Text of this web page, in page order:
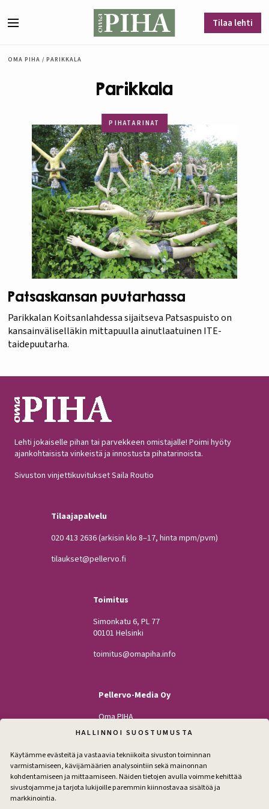
HALLINNOI SUOSTUMUSTA
Käytämme evästeitä ja vastaavia tekniikoita sivuston toiminnan
varmistamiseen, kävijämäärien analysointiin sekä mainonnan
kohdentamiseen ja mittaamiseen. Näiden tietojen avulla voimme kehittää
sivustojamme ja tarjota lukijoille paremmin kiinnostavaa sisältöä ja
markkinointia.
Tilaa lehti
OMA PIHA / PARIKKALA
Parikkala
PIHATARINAT
Patsaskansan puutarhassa
Parikkalan Koitsanlahdessa sijaitseva Patsaspuisto on
kansainväliselläkin mittapuulla ainutlaatuinen ITE-
taidepuutarha.
Lehti jokaiselle pihan tai parvekkeen omistajalle! Poimi hyöty
ajankohtaisista vinkeistä ja innostusta pihatarinoista.
Sivuston vinjettikuvitukset Saila Routio
Tilaajapalvelu
020 413 2636(arkisin klo 8–17, hinta mpm/pvm)
tilaukset@pellervo.fi
Toimitus
Simonkatu 6, PL 77
00101 Helsinki
toimitus@omapiha.info
Pellervo-Media Oy
Oma PIHA
Kodin Pellervo
Maatilan Pellervo